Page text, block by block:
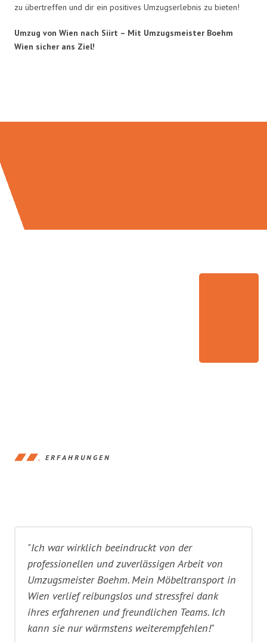
zu übertreffen und dir ein positives Umzugserlebnis zu bieten!
Umzug von Wien nach Siirt – Mit Umzugsmeister Boehm
Wien sicher ans Ziel!
ERFAHRUNGEN
"Ich war wirklich beeindruckt von der
professionellen und zuverlässigen Arbeit von
Umzugsmeister Boehm. Mein Möbeltransport in
Wien verlief reibungslos und stressfrei dank
ihres erfahrenen und freundlichen Teams. Ich
kann sie nur wärmstens weiterempfehlen!"